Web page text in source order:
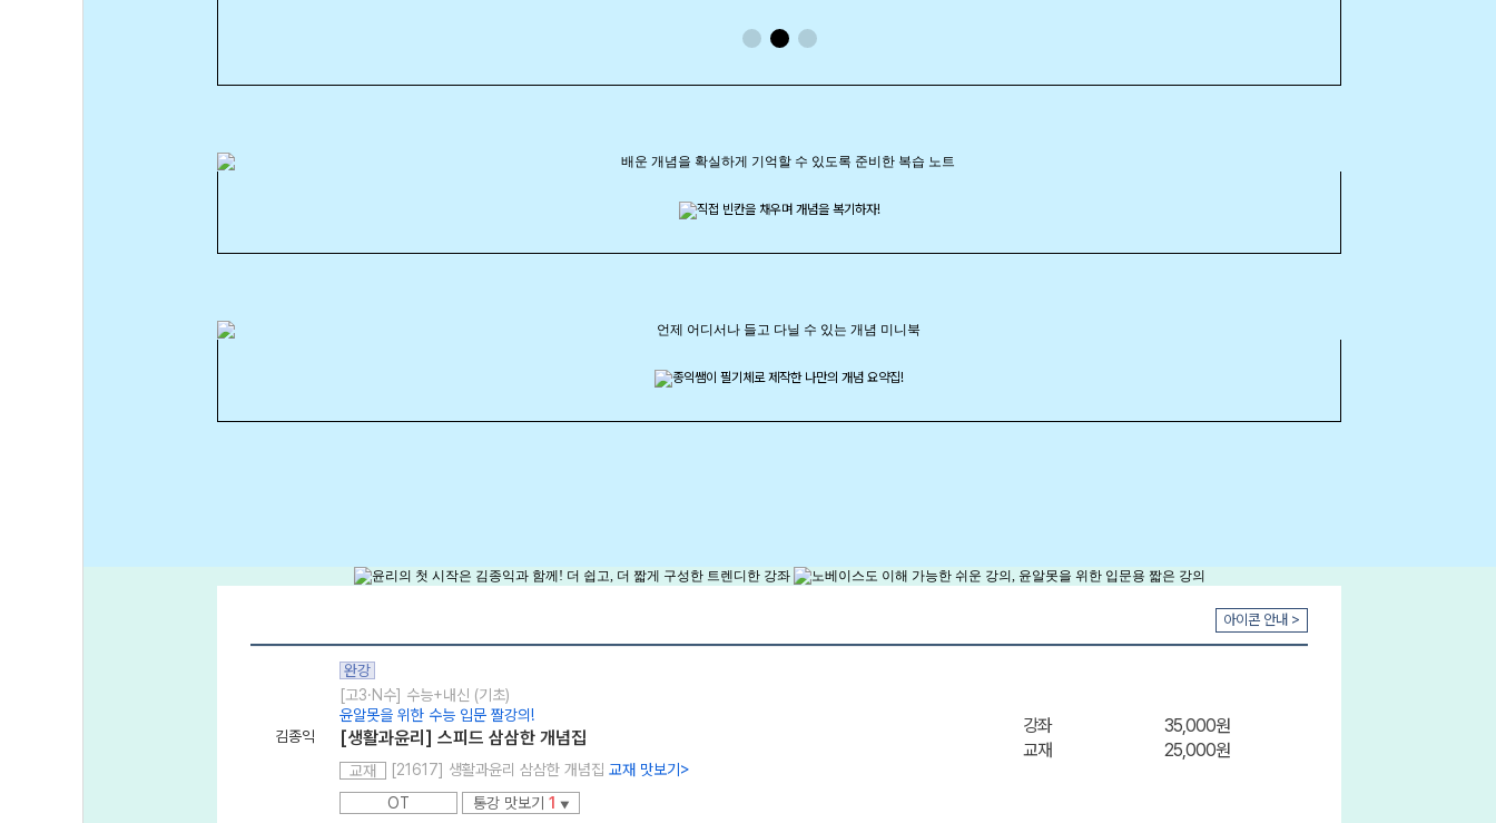
아이콘 안내 >
김종익
완강
[고3·N수] 수능+내신 (기초)
윤알못을 위한 수능 입문 짤강의!
[생활과윤리] 스피드 삼삼한 개념집
교재 [21617] 생활과윤리 삼삼한 개념집 교재 맛보기 >
OT
통강 맛보기 1 ▼
강좌
35,000원
교재
25,000원